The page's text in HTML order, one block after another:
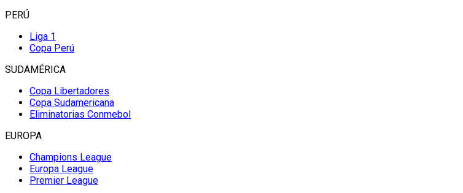
PERÚ
Liga 1
Copa Perú
SUDAMÉRICA
Copa Libertadores
Copa Sudamericana
Eliminatorias Conmebol
EUROPA
Champions League
Europa League
Premier League